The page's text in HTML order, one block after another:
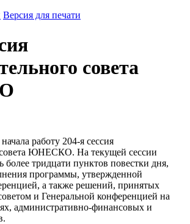
Версия для печати
совета
работу 204-я сессия
ЮНЕСКО. На текущей сессии
более тридцати пунктов повестки дня,
программы, утвержденной
а также решений, принятых
и Генеральной конференцией на
административно-финансовых и